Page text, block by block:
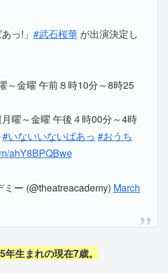
っ!」 #武石桜華が出演決定し
～金曜 午前８時10分～8時25
月曜～金曜 午後４時00分～4時
#いないいないばあっ #おうち
ahY8BPQBwe
ー (@theatreacademy) March
生まれの現在7歳。